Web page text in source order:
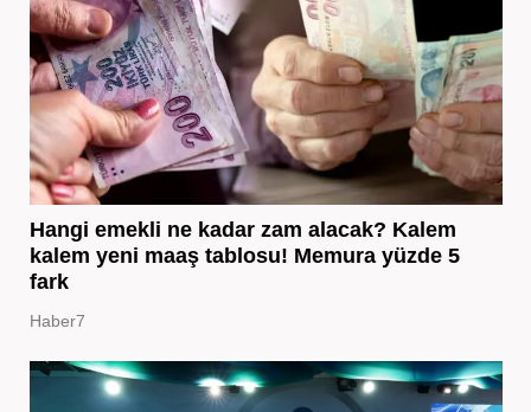
Hangi emekli ne kadar zam alacak? Kalem
kalem yeni maaş tablosu! Memura yüzde 5
fark
Haber7